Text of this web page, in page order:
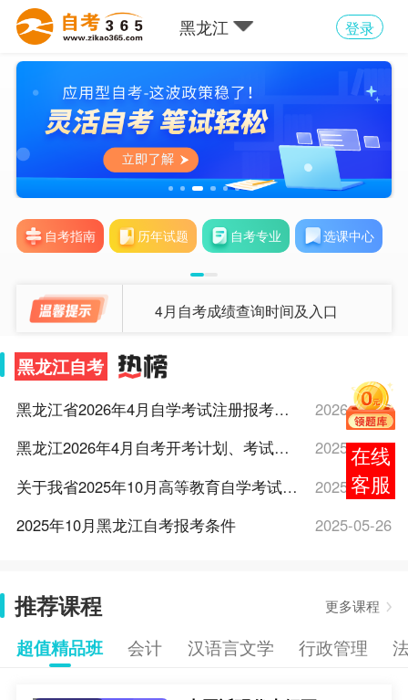
黑龙江 登录
自考指南 历年试题 自考专业 选课中心
4月自考成绩查询时间及入口
黑龙江自考
黑龙江省2026年4月自学考试注册报考相关工作的通知
2026-02-02
黑龙江2026年4月自考开考计划、考试大纲和教材目录的通知
2025-12-29
关于我省2025年10月高等教育自学考试注册报考相关工作的通知
2025-08-19
2025年10月黑龙江自考报考条件
2025-05-26
2025年10月黑龙江自考报名流程
2025-05-26
2025年10月黑龙江自考新生注册流程
2025-05-26
推荐课程 更多课程
超值精品班 会计 汉语言文学 行政管理
报考
咨询